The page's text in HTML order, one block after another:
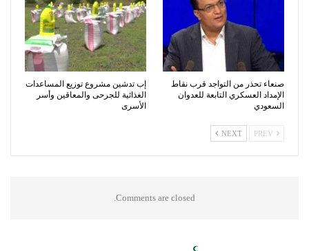
صنعاء تحذر من التواجد قرب نقاط
الإمداد العسكري التابعة للعدوان
السعودي
إب تدشين مشروع توزيع المساعدات
الغذائية للجرحى والمعاقين وأسر
الأسرى
NEXT
Comments are closed.